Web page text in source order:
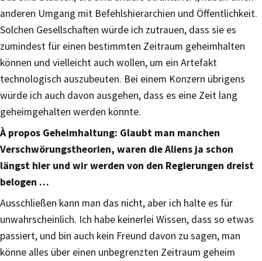
anderen Umgang mit Befehlshierarchien und Öffentlichkeit.
Solchen Gesellschaften würde ich zutrauen, dass sie es
zumindest für einen bestimmten Zeitraum geheimhalten
können und vielleicht auch wollen, um ein Artefakt
technologisch auszubeuten. Bei einem Konzern übrigens
würde ich auch davon ausgehen, dass es eine Zeit lang
geheimgehalten werden könnte.
À propos Geheimhaltung: Glaubt man manchen
Verschwörungstheorien, waren die Aliens ja schon
längst hier und wir werden von den Regierungen dreist
belogen …
Ausschließen kann man das nicht, aber ich halte es für
unwahrscheinlich. Ich habe keinerlei Wissen, dass so etwas
passiert, und bin auch kein Freund davon zu sagen, man
könne alles über einen unbegrenzten Zeitraum geheim